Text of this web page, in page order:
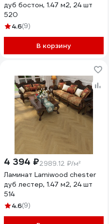
дуб бостон, 1.47 м2, 24 шт
520
4.6(9)
В корзину
4 394 ₽2989.12 ₽/м²
Ламинат Lamiwood chester
дуб лестер, 1.47 м2, 24 шт
514
4.6(9)